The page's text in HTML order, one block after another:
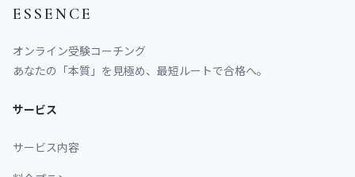
ESSENCE
オンライン受験コーチング
あなたの「本質」を見極め、最短ルートで合格へ。
サービス
サービス内容